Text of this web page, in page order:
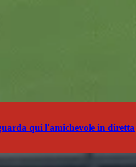
qui l'amichevole in diretta